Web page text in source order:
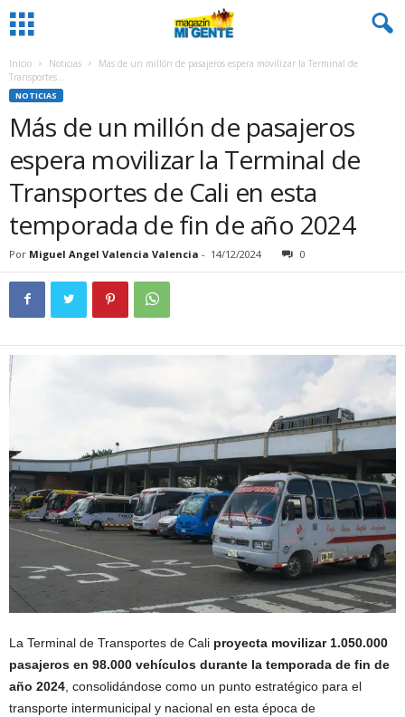
Inicio Noticias
Más de un millón de pasajeros espera movilizar la Terminal de
Transportes...
NOTICIAS
Más de un millón de pasajeros
espera movilizar la Terminal de
Transportes de Cali en esta
temporada de fin de año 2024
Por Miguel Angel Valencia Valencia - 14/12/2024 0
La Terminal de Transportes de Cali proyecta movilizar 1.050.000
pasajeros en 98.000 vehículos durante la temporada de fin de
año 2024, consolidándose como un punto estratégico para el
transporte intermunicipal y nacional en esta época de